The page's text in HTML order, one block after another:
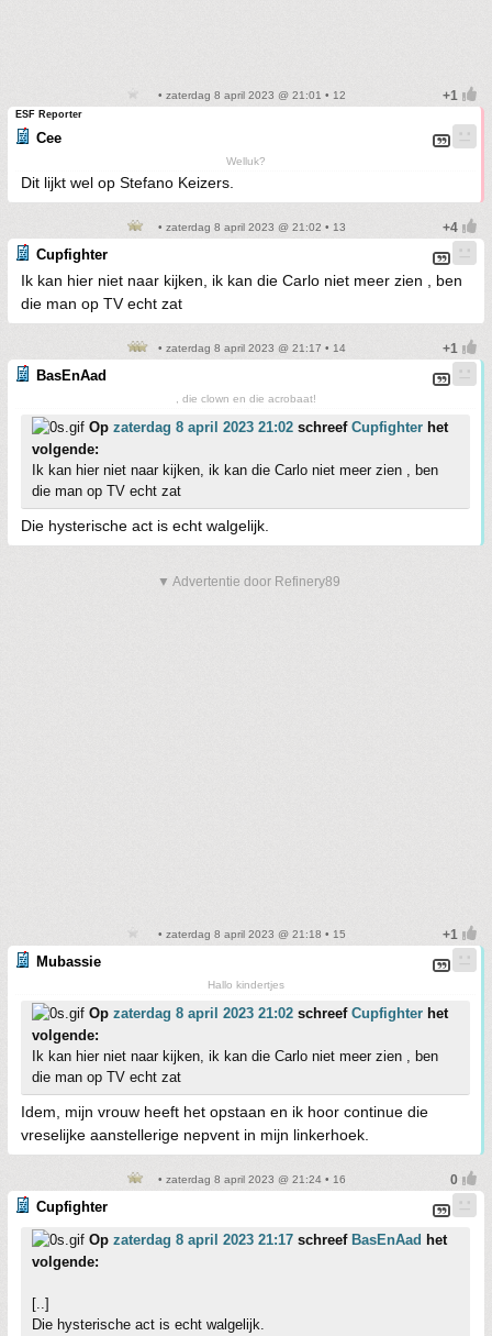
• zaterdag 8 april 2023 @ 21:01 • 12
ESF Reporter
Cee
Welluk?
Dit lijkt wel op Stefano Keizers.
• zaterdag 8 april 2023 @ 21:02 • 13
Cupfighter
Ik kan hier niet naar kijken, ik kan die Carlo niet meer zien , ben
die man op TV echt zat
• zaterdag 8 april 2023 @ 21:17 • 14
BasEnAad
, die clown en die acrobaat!
Op zaterdag 8 april 2023 21:02 schreef Cupfighter het
volgende:
Ik kan hier niet naar kijken, ik kan die Carlo niet meer zien , ben
die man op TV echt zat
Die hysterische act is echt walgelijk.
▼ Advertentie door Refinery89
• zaterdag 8 april 2023 @ 21:18 • 15
Mubassie
Hallo kindertjes
Op zaterdag 8 april 2023 21:02 schreef Cupfighter het
volgende:
Ik kan hier niet naar kijken, ik kan die Carlo niet meer zien , ben
die man op TV echt zat
Idem, mijn vrouw heeft het opstaan en ik hoor continue die
vreselijke aanstellerige nepvent in mijn linkerhoek.
• zaterdag 8 april 2023 @ 21:24 • 16
Cupfighter
Op zaterdag 8 april 2023 21:17 schreef BasEnAad het
volgende:
[..]
Die hysterische act is echt walgelijk.